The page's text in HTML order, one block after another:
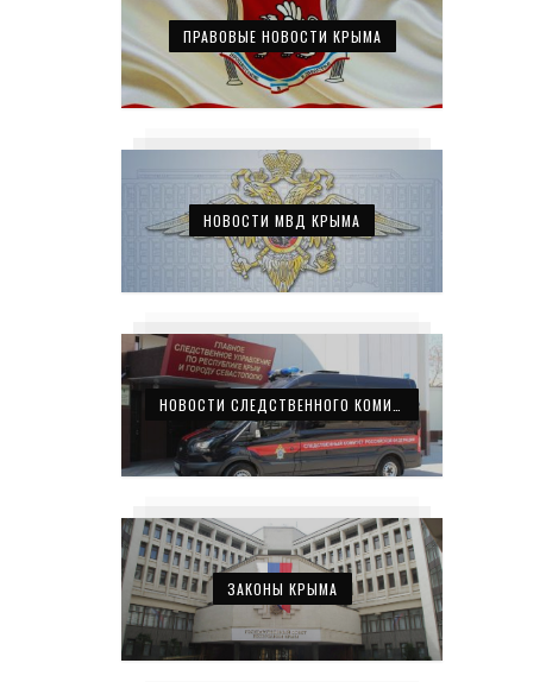
ПРАВОВЫЕ НОВОСТИ КРЫМА
НОВОСТИ МВД КРЫМА
ЗАКОНЫ КРЫМА